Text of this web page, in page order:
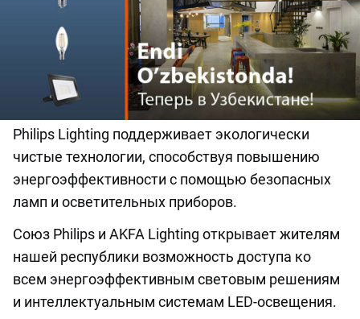
Philips Lighting поддерживает экологически
чистые технологии, способствуя повышению
энергоэффективности с помощью безопасных
ламп и осветительных приборов.
Союз Philips и AKFA Lighting открывает жителям
нашей республики возможность доступа ко
всем энергоэффективным световым решениям
и интеллектуальным системам LED-освещения.